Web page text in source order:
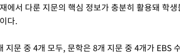
에서 다룬 지문의 핵심 정보가 충분히 활용돼 학
다.
지문 중 4개 모두, 문학은 8개 지문 중 4개가 EBS